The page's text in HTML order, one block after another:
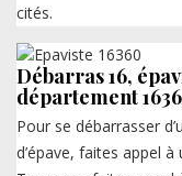
cités.
Débarras 16,
département
Pour se débarrasser
d’épave, faites appel